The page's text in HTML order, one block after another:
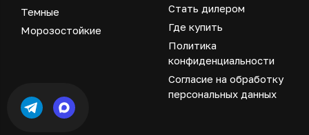
Темные
Морозостойкие
Стать дилером
Где купить
Политика
конфиденциальности
Согласие на обработку
персональных данных